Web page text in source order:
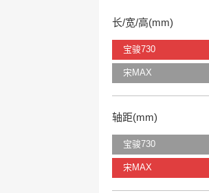
长/宽/高(mm)
宝骏730
宋MAX
轴距(mm)
宝骏730
宋MAX